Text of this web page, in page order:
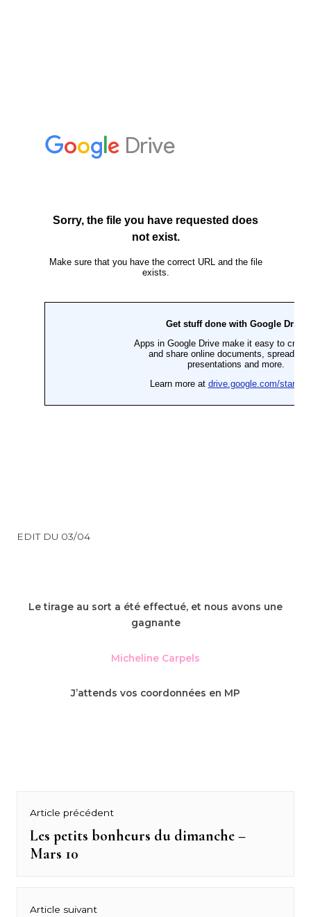
EDIT DU 03/04
Le tirage au sort a été effectué, et nous avons une
gagnante
Micheline Carpels
J’attends vos coordonnées en MP
Navigation
de
l’article
Article précédent
Previous
post:
Les petits bonheurs du dimanche –
Mars 10
Article suivant